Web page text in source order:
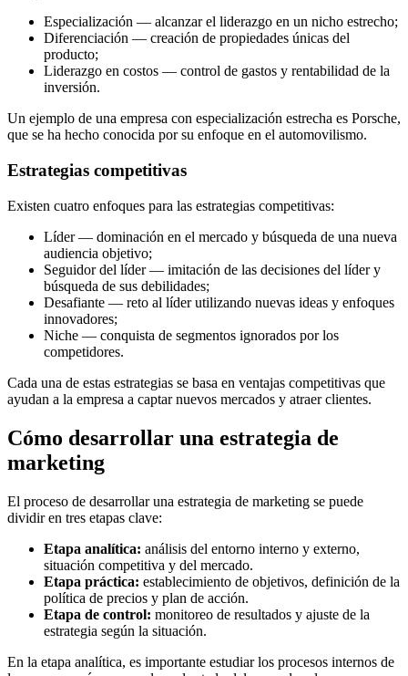
Especialización — alcanzar el liderazgo en un nicho estrecho;
Diferenciación — creación de propiedades únicas del
producto;
Liderazgo en costos — control de gastos y rentabilidad de la
inversión.
Un ejemplo de una empresa con especialización estrecha es Porsche,
que se ha hecho conocida por su enfoque en el automovilismo.
Estrategias competitivas
Existen cuatro enfoques para las estrategias competitivas:
Líder — dominación en el mercado y búsqueda de una nueva
audiencia objetivo;
Seguidor del líder — imitación de las decisiones del líder y
búsqueda de sus debilidades;
Desafiante — reto al líder utilizando nuevas ideas y enfoques
innovadores;
Niche — conquista de segmentos ignorados por los
competidores.
Cada una de estas estrategias se basa en ventajas competitivas que
ayudan a la empresa a captar nuevos mercados y atraer clientes.
Cómo desarrollar una estrategia de
marketing
El proceso de desarrollar una estrategia de marketing se puede
dividir en tres etapas clave:
Etapa analítica: análisis del entorno interno y externo,
situación competitiva y del mercado.
Etapa práctica: establecimiento de objetivos, definición de la
política de precios y plan de acción.
Etapa de control: monitoreo de resultados y ajuste de la
estrategia según la situación.
En la etapa analítica, es importante estudiar los procesos internos de